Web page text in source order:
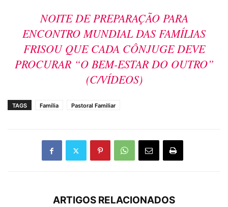
NOITE DE PREPARAÇÃO PARA
ENCONTRO MUNDIAL DAS FAMÍLIAS
FRISOU QUE CADA CÔNJUGE DEVE
PROCURAR “O BEM-ESTAR DO OUTRO”
(C/VÍDEOS)
TAGS Família Pastoral Familiar
ARTIGOS RELACIONADOS